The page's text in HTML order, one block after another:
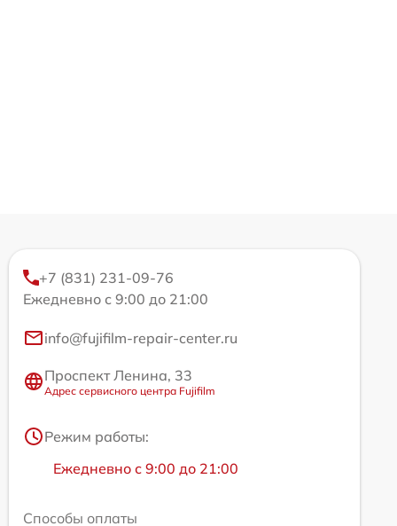
+7 (831) 231-09-76
Ежедневно с 9:00 до 21:00
info@fujifilm-repair-center.ru
Проспект Ленина, 33
Адрес сервисного центра Fujifilm
Режим работы:
Ежедневно с 9:00 до 21:00
Способы оплаты